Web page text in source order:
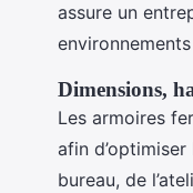
assure un
Dimensions,
Les armoires
afin
bureau, de